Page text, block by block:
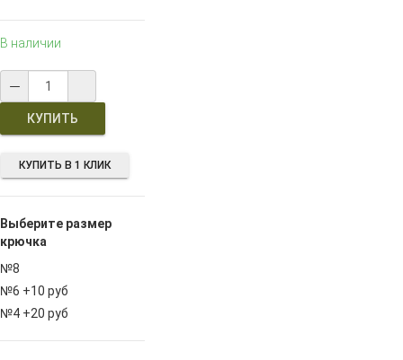
В наличии
Выберите размер
крючка
№8
№6 +10 руб
№4 +20 руб
КУПИТЬ В 1 КЛИК